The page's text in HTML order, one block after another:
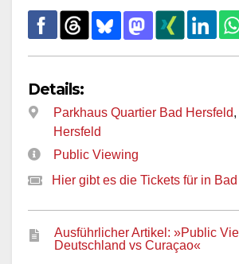
Details:
Parkhaus Quartier Bad Hersfeld,
Hersfeld
Public Viewing
Hier gibt es die Tickets für in
Ausführlicher Artikel: »Public
Deutschland vs Curaçao«